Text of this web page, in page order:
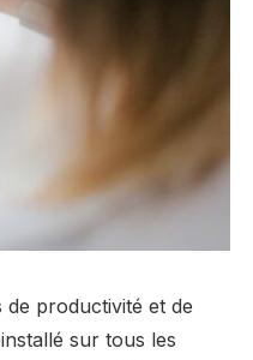
productivité et de
sur tous les